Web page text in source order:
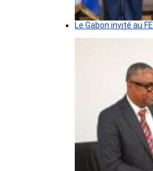
Le Gabon invité au